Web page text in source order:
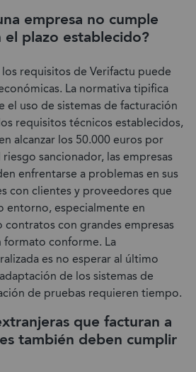
empresa no cumple
plazo establecido?
requisitos de Verifactu puede
La normativa tipifica
el uso de sistemas de facturación
requisitos técnicos establecidos,
alcanzar los 50.000 euros por
sancionador, las empresas
enfrentarse a problemas en sus
con clientes y proveedores que
entorno, especialmente en
contratos con grandes empresas
formato conforme. La
es no esperar al último
de los sistemas de
de pruebas requieren tiempo.
que facturan a
también deben cumplir